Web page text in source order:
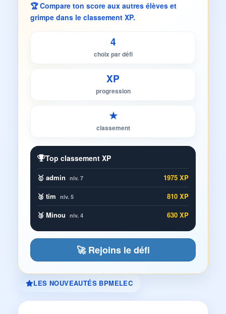
🏆 Compare ton score aux autres élèves et
grimpe dans le classement XP.
4
choix par défi
XP
progression
★
classement
Top classement XP
🥇 admin niv. 7
1975 XP
🥈 tim niv. 5
810 XP
🥉 Minou niv. 4 630 XP
🚀 Rejoins le défi
LES NOUVEAUTÉS BPMELEC